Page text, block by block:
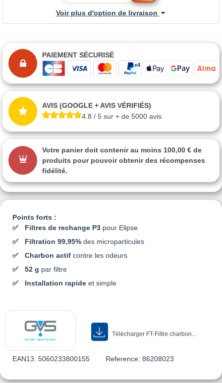
Points forts :
Filtres de rechange P3 pour Elipse
Filtration 99,95% des microparticules
Charbon actif contre les odeurs
52 g par filtre
Installation rapide et simple
Télécharger FT-Filtre charbon...
EAN13: 5060233800155 Reference: 86208023
Voir plus d'option de livraison
PAIEMENT SÉCURISÉ
AVIS (GOOGLE + AVIS VÉRIFIÉS)
4.8 / 5 sur + de 5000 avis
Votre panier doit contenir au moins 100,00 € de
produits pour pouvoir obtenir des récompenses
fidélité.